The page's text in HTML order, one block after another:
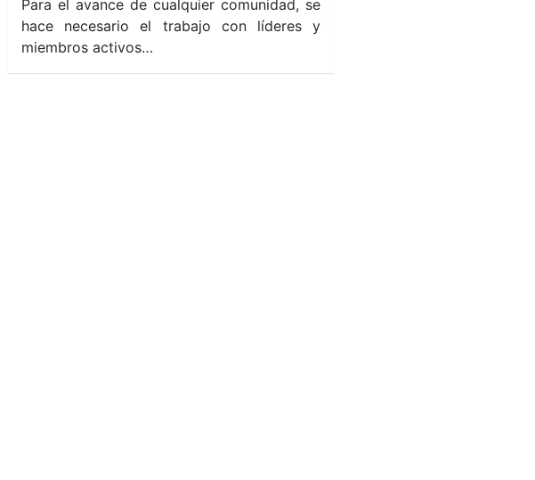
Para el avance de cualquier comunidad, se
hace necesario el trabajo con líderes y
miembros activos…